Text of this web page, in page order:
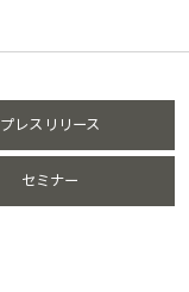
プレスリリース
セミナー